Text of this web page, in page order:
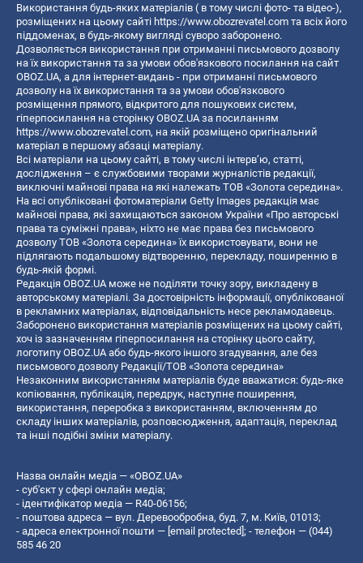
Використання будь-яких матеріалів ( в тому числі фото- та відео-),
розміщених на цьому сайті https://www.obozrevatel.com та всіх його
піддоменах, в будь-якому вигляді суворо заборонено.
Дозволяється використання при отриманні письмового дозволу
на їх використання та за умови обов'язкового посилання на сайт
OBOZ.UA, а для інтернет-видань - при отриманні письмового
дозволу на їх використання та за умови обов'язкового
розміщення прямого, відкритого для пошукових систем,
гіперпосилання на сторінку OBOZ.UA за посиланням
https://www.obozrevatel.com, на якій розміщено оригінальний
матеріал в першому абзаці матеріалу.
Всі матеріали на цьому сайті, в тому числі інтерв’ю, статті,
дослідження – є службовими творами журналістів редакції,
виключні майнові права на які належать ТОВ «Золота середина».
На всі опубліковані фотоматеріали Getty Images редакція має
майнові права, які захищаються законом України «Про авторські
права та суміжні права», ніхто не має права без письмового
дозволу ТОВ «Золота середина» їх використовувати, вони не
підлягають подальшому відтворенню, перекладу, поширенню в
будь-якій формі.
Редакція OBOZ.UA може не поділяти точку зору, викладену в
авторському матеріалі. За достовірність інформації, опублікованої
в рекламних матеріалах, відповідальність несе рекламодавець.
Заборонено використання матеріалів розміщених на цьому сайті,
хоч із зазначенням гіперпосилання на сторінку цього сайту,
логотипу OBOZ.UA або будь-якого іншого згадування, але без
письмового дозволу Редакції/ТОВ «Золота середина»
Незаконним використанням матеріалів буде вважатися: будь-яке
копiювання, публiкацiя, передрук, наступне поширення,
використання, переробка з використанням, включенням до
складу інших матеріалів, розповсюдження, адаптація, переклад
та інші подібні зміни матеріалу.
Назва онлайн медіа — «OBOZ.UA»
- суб'єкт у сфері онлайн медіа;
- ідентифікатор медіа — R40-06156;
- поштова адреса — вул. Деревообробна, буд. 7, м. Київ, 01013;
- адреса електронної пошти — [email protected] ; - телефон — (044)
585 46 20